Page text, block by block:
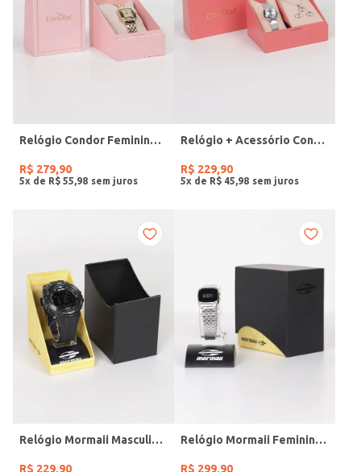
Relógio Condor Feminino DOURADO
R$ 279,90
5x de R$ 55 98
Relógio + Acessório Condor Feminino PRATA
R$ 229,90
5x de R$ 45 98
Relógio Mormaii Masculino PRETO
R$ 229,90
Relógio Mormaii Feminino PRATA
R$ 299,90